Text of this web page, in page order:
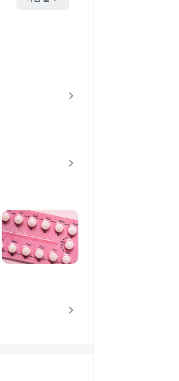
chevron_right
chevron_right
chevron_right